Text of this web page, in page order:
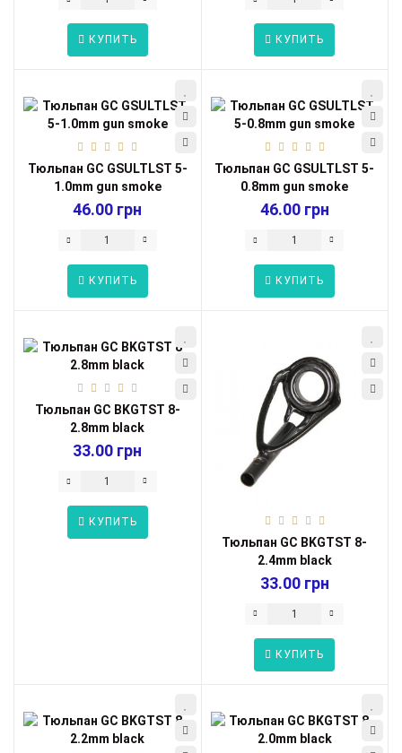
КУПИТЬ КУПИТЬ
Тюльпан GC GSULTLST 5-
1.0mm gun smoke
46.00 грн
КУПИТЬ
Тюльпан GC GSULTLST 5-
0.8mm gun smoke
46.00 грн
КУПИТЬ
Тюльпан GC BKGTST 8-
2.8mm black
33.00 грн
КУПИТЬ
Тюльпан GC BKGTST 8-
2.4mm black
33.00 грн
КУПИТЬ